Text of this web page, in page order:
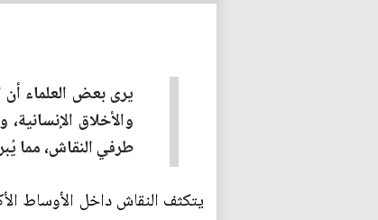
يرى بعض العلماء
والأخلاق
طرفي النقاش، مما
يتكثف النقاش داخل الأوساط